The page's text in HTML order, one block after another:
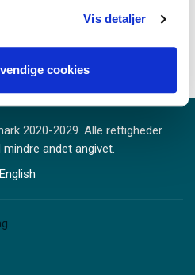
i vores Privatpolitik.
anonymt.
Vis detaljer
cookies
2020-2029. Alle rettigheder
andet angivet.
English